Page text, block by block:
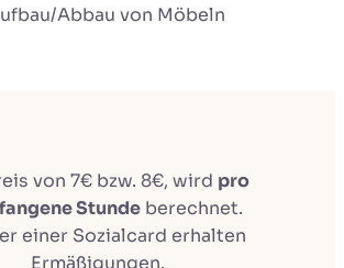
Abbau von Möbeln
von 7€ bzw. 8€, wird pro
Stundeberechnet.
einer Sozialcard erhalten
Ermäßigungen.